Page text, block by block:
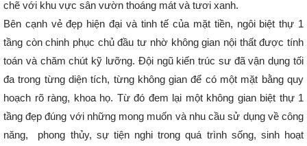
chẽ với khu vực sân vườn thoáng mát và tươi xanh.
Bên cạnh vẻ đẹp hiện đại và tinh tế của mặt tiền, ngôi biệt thự 1
tầng còn chinh phục chủ đầu tư nhờ không gian nội thất được tính
toán và chăm chút kỹ lưỡng. Đội ngũ kiến trúc sư đã vận dụng tối
đa trong từng diện tích, từng không gian để có một mặt bằng quy
hoạch rõ ràng, khoa họ. Từ đó đem lại một không gian biệt thự 1
tầng đẹp đúng với những mong muốn và nhu cầu sử dụng về công
năng, phong thủy, sự tiện nghi trong quá trình sống, sinh hoạt